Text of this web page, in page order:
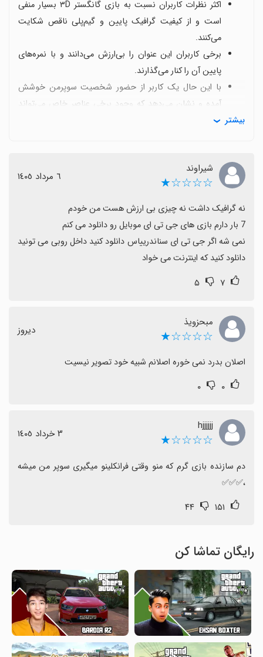
اکثر نظرات کاربران نسبت به بازی گانگستر ۳D بسیار منفی
است و از کیفیت گرافیک پایین و گیم‌پلی ناقص شکایت
می‌کنند.
برخی کاربران این عنوان را بی‌ارزش می‌دانند و با نمره‌های
پایین آن را کنار می‌گذارند.
با این حال یک کاربر از حضور شخصیت سوپرمن خوشش
آمده و نشان می‌دهد که وجود برخی عناصر خاص می‌تواند
ارزش افزوده کوچکی داشته باشد.
تجربه را بهتر کند.
برخی مشکلات دانلود و دسترسی به محتوا هم مطرح شده
است که نشان‌دهنده نیاز به بهبود فرایند نصب و دسترسی
سریع‌تر است.
بیشتر
شیراوند
☆☆☆☆★ ٦ مرداد ١٤٠٥
دانلود کنید که اینترنت می خواد
۷ ۵
مبحزویذ
☆☆☆☆★ دیروز
اصلان بدرد نمی خوره اصلانم شبیه خود تصویر نیسیت
۰ ۰
hjjjjjj
☆☆☆☆★ ٣ خرداد ١٤٠٥
،✅✅✅
۱۵۱ ۴۴
رایگان تماشا کن